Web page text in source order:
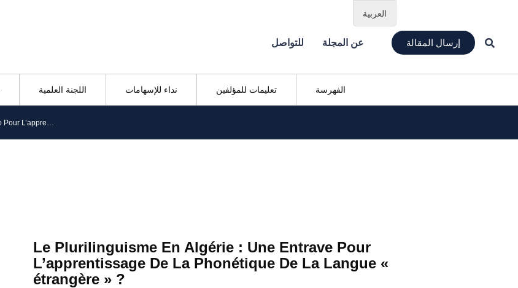
للتواصل عن المجلة إرسال المقالة
اللجنة العلمية نداء للإسهامات تعليمات للمؤلفين الفهرسة
Le Plurilinguisme En Algérie : Une Entrave Pour L’apprentissage De La Phonétique De La Langue « étrangère » ?
Le Plurilinguisme En Algérie : Une Entrave Pour
L’apprentissage De La Phonétique De La Langue «
étrangère » ?
العربية